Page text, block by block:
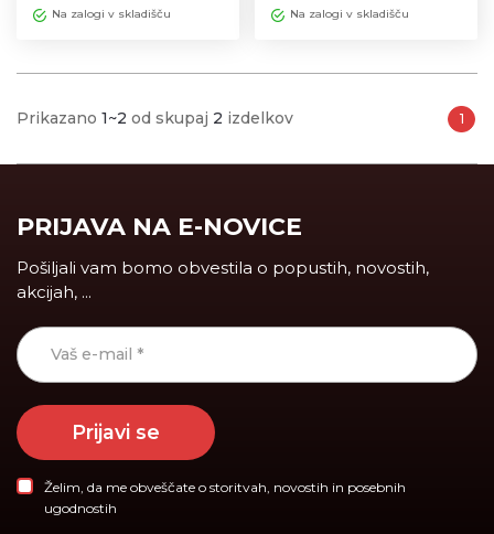
Na zalogi v skladišču Na zalogi v skladišču
Prikazano 1~2 od skupaj 2 izdelkov 1
PRIJAVA NA E-NOVICE
Pošiljali vam bomo obvestila o popustih, novostih,
akcijah, ...
Prijavi se
Želim, da me obveščate o storitvah, novostih in posebnih
ugodnostih